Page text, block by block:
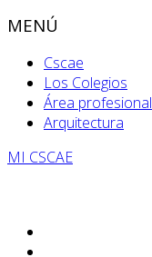
MENÚ
Cscae
Los Colegios
Área profesional
Arquitectura
MI CSCAE